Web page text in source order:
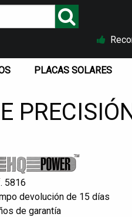
PLACAS SOLARES
5816
devolución de 15 días
de garantía